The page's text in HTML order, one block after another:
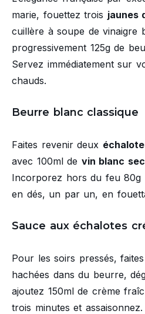
marie, fouettez trois jaunes
cuillère à soupe de vinaigre
progressivement 125g de
Servez immédiatement sur
chauds.
Beurre blanc classique
Faites revenir deux
avec 100ml de vin blanc sec
Incorporez hors du feu
en dés, un par un, en
Sauce aux échalotes
Pour les soirs pressés,
hachées dans du beurre,
ajoutez 150ml de crème
trois minutes et assaisonnez.